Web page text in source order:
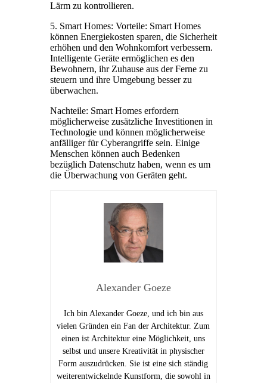
Lärm zu kontrollieren.
5. Smart Homes: Vorteile: Smart Homes
können Energiekosten sparen, die Sicherheit
erhöhen und den Wohnkomfort verbessern.
Intelligente Geräte ermöglichen es den
Bewohnern, ihr Zuhause aus der Ferne zu
steuern und ihre Umgebung besser zu
überwachen.
Nachteile: Smart Homes erfordern
möglicherweise zusätzliche Investitionen in
Technologie und können möglicherweise
anfälliger für Cyberangriffe sein. Einige
Menschen können auch Bedenken
bezüglich Datenschutz haben, wenn es um
die Überwachung von Geräten geht.
Alexander Goeze
Ich bin Alexander Goeze, und ich bin aus
vielen Gründen ein Fan der Architektur. Zum
einen ist Architektur eine Möglichkeit, uns
selbst und unsere Kreativität in physischer
Form auszudrücken. Sie ist eine sich ständig
weiterentwickelnde Kunstform, die sowohl in